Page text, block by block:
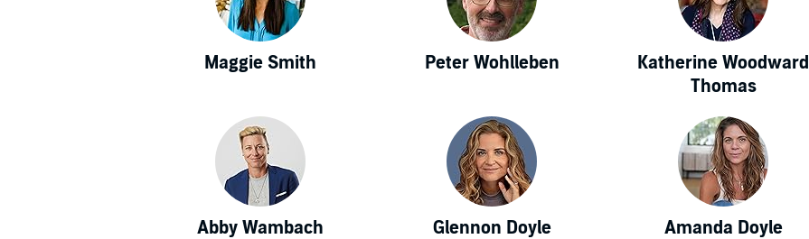
Maggie Smith Peter Wohlleben
Katherine Woodward
Thomas
Abby Wambach Glennon Doyle Amanda Doyle